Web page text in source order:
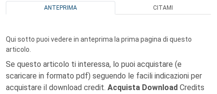
ANTEPRIMA CITAMI
Qui sotto puoi vedere in anteprima la prima pagina di questo
articolo.
Se questo articolo ti interessa, lo puoi acquistare (e
scaricare in formato pdf) seguendo le facili indicazioni per
acquistare il download credit. Acquista Download Credits